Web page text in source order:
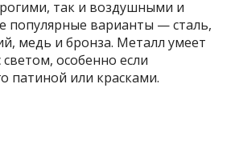
так и воздушными и
популярные варианты — сталь,
медь и бронза. Металл умеет
светом, особенно если
патиной или красками.